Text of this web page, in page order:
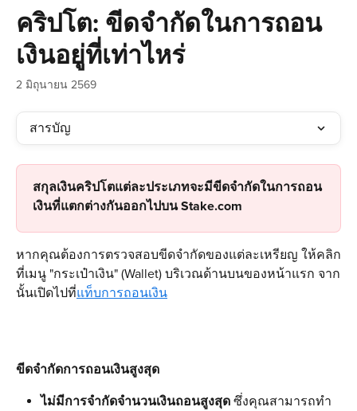
คริปโต: ขีดจำกัดในการถอน
เงินอยู่ที่เท่าไหร่
2 มิถุนายน 2569
สารบัญ
สกุลเงินคริปโตแต่ละประเภทจะมีขีดจำกัดในการถอน
เงินที่แตกต่างกันออกไปบน Stake.com
หากคุณต้องการตรวจสอบขีดจำกัดของแต่ละเหรียญ ให้คลิก
ที่เมนู "กระเป๋าเงิน" (Wallet) บริเวณด้านบนของหน้าแรก จาก
นั้นเปิดไปที่แท็บการถอนเงิน
ขีดจำกัดการถอนเงินสูงสุด
ไม่มีการจำกัดจำนวนเงินถอนสูงสุด ซึ่งคุณสามารถทำ